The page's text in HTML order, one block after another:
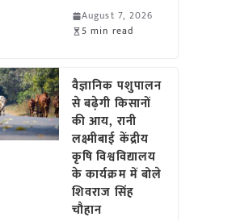
August 7, 2026
5 min read
वैज्ञानिक पशुपालन
से बढ़ेगी किसानों
की आय, रानी
लक्ष्मीबाई केंद्रीय
कृषि विश्वविद्यालय
के कार्यक्रम में बोले
शिवराज सिंह
चौहान